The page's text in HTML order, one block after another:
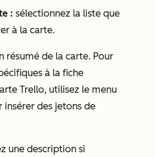
: sélectionnez la liste que
à la carte.
résumé de la carte. Pour
à la fiche
Trello, utilisez le menu
insérer des jetons de
une description si